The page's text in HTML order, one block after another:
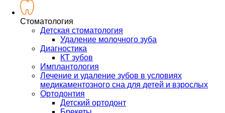
Стоматология
Детская стоматология
Удаление молочного зуба
Диагностика
КТ зубов
Имплантология
Лечение и удаление зубов в условиях
медикаментозного сна для детей и взрослых
Ортодонтия
Детский ортодонт